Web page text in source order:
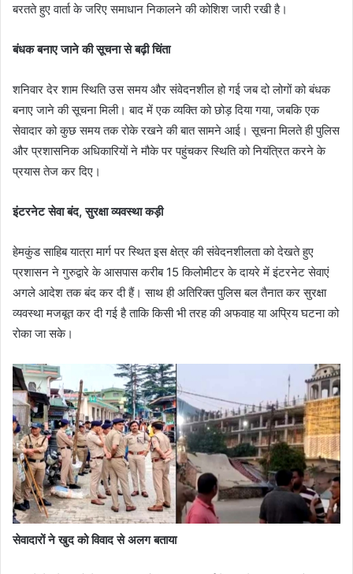
बरतते हुए वार्ता के जरिए समाधान निकालने की कोशिश जारी रखी है।
बंधक बनाए जाने की सूचना से बढ़ी चिंता
शनिवार देर शाम स्थिति उस समय और संवेदनशील हो गई जब दो लोगों को बंधक
बनाए जाने की सूचना मिली। बाद में एक व्यक्ति को छोड़ दिया गया, जबकि एक
सेवादार को कुछ समय तक रोके रखने की बात सामने आई। सूचना मिलते ही पुलिस
और प्रशासनिक अधिकारियों ने मौके पर पहुंचकर स्थिति को नियंत्रित करने के
प्रयास तेज कर दिए।
इंटरनेट सेवा बंद, सुरक्षा व्यवस्था कड़ी
हेमकुंड साहिब यात्रा मार्ग पर स्थित इस क्षेत्र की संवेदनशीलता को देखते हुए
प्रशासन ने गुरुद्वारे के आसपास करीब 15 किलोमीटर के दायरे में इंटरनेट सेवाएं
अगले आदेश तक बंद कर दी हैं। साथ ही अतिरिक्त पुलिस बल तैनात कर सुरक्षा
व्यवस्था मजबूत कर दी गई है ताकि किसी भी तरह की अफवाह या अप्रिय घटना को
रोका जा सके।
सेवादारों ने खुद को विवाद से अलग बताया